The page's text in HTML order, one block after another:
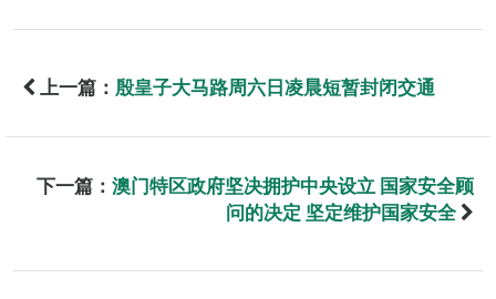
上一篇： 殷皇子大马路周六日凌晨短暂封闭交通
下一篇： 澳门特区政府坚决拥护中央设立 国家安全顾
问的决定 坚定维护国家安全